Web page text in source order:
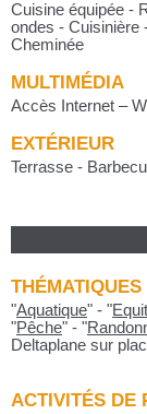
Cuisine équipée -
ondes - Cuisinière
Cheminée
MULTIMÉDIA
Accès Internet –
EXTÉRIEUR
Terrasse -
"Aquatique" - "
"Pêche" - "
Deltaplane sur
ACTIVITÉS DE